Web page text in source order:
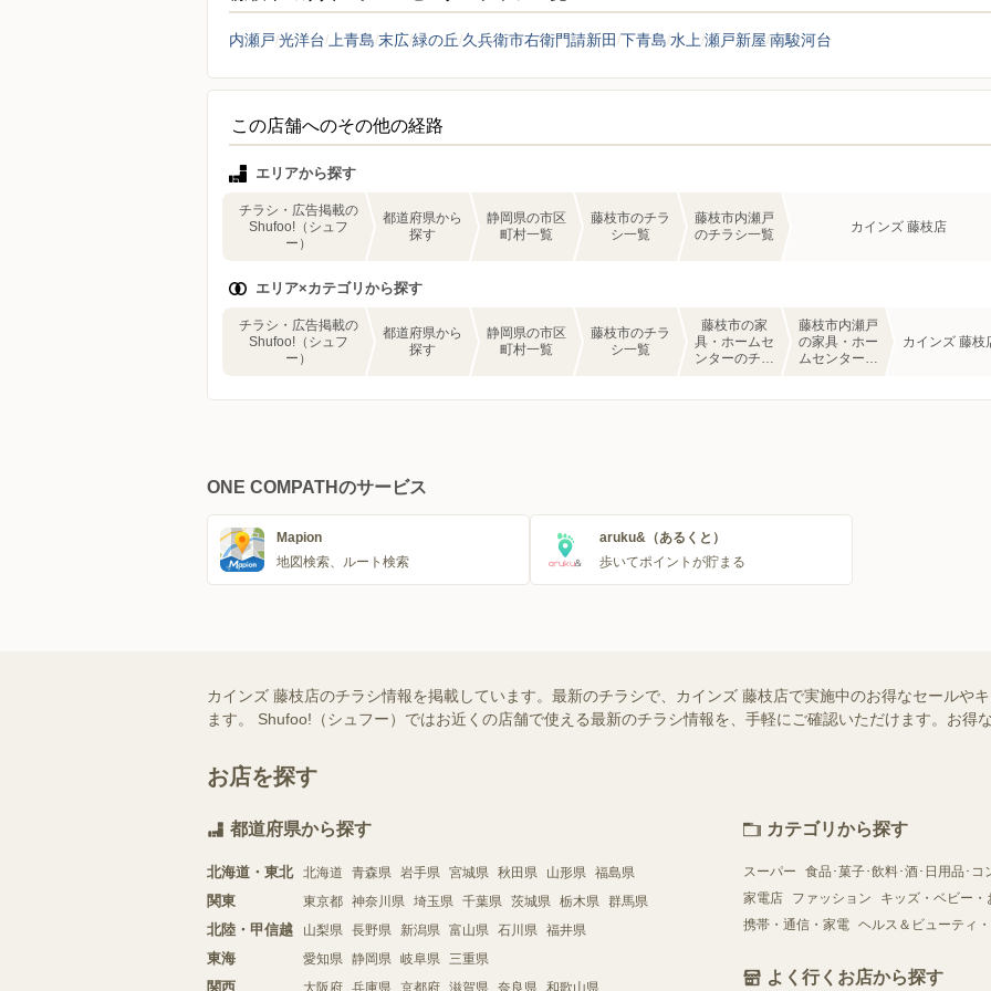
内瀬戸 光洋台 上青島 末広緑の丘 久兵衛市右衛門請新田 下青島 水上 瀬戸新屋 南駿河台
この店舗へのその他の経路
エリアから探す
チラシ・広告掲載の
Shufoo!（シュフ
ー）
都道府県から
探す
静岡県の市区
町村一覧
藤枝市のチラ
シ一覧
藤枝市内瀬戸
のチラシ一覧
カインズ 藤枝店
エリア×カテゴリから探す
チラシ・広告掲載の
Shufoo!（シュフ
ー）
都道府県から
探す
静岡県の市区
町村一覧
藤枝市のチラ
シ一覧
藤枝市の家
具・ホームセ
ンターのチラ
藤枝市内瀬戸
の家具・ホー
ムセンターの
カインズ 藤枝
ONE COMPATHのサービス
Mapion
地図検索、ルート検索
aruku&（あるくと）
歩いてポイントが貯まる
カインズ 藤枝店のチラシ情報を掲載しています。最新のチラシで、カインズ 藤枝店で実施中のお得なセールや
ます。 Shufoo!（シュフー）ではお近くの店舗で使える最新のチラシ情報を、手軽にご確認いただけます。お得
お店を探す
都道府県から探す
北海道・東北 北海道 青森県 岩手県 宮城県 秋田県 山形県 福島県
関東 東京都 神奈川県 埼玉県 千葉県 茨城県 栃木県 群馬県
北陸・甲信越 山梨県 長野県 新潟県 富山県 石川県 福井県
東海 愛知県 静岡県 岐阜県 三重県
関西 大阪府 兵庫県 京都府 滋賀県 奈良県 和歌山県
カテゴリから探す
スーパー
食品･菓子･飲料･酒･日用品･コ
家電店
ファッション
キッズ・ベビー・
携帯・通信・家電 ヘルス＆ビューティ
よく行くお店から探す